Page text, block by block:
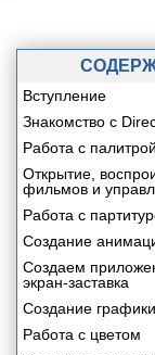
Вступление
Знакомство с
Работа с
Открытие,
фильмов и
Работа с
Создание
Создаем
экран-заставка
Создание графики
Работа с цветом